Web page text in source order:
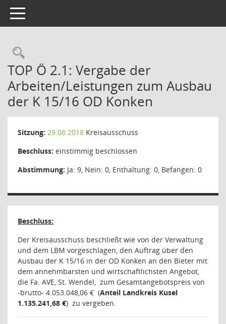
Toggle navigation
Rechercheauswahl
TOP Ö 2.1: Vergabe der
Arbeiten/Leistungen zum Ausbau
der K 15/16 OD Konken
Sitzung: 29.08.2018 Kreisausschuss
Beschluss: einstimmig beschlossen
Abstimmung: Ja: 9, Nein: 0, Enthaltung: 0, Befangen: 0
Beschluss:
Der Kreisausschuss beschließt wie von der Verwaltung
und dem LBM vorgeschlagen, den Auftrag über den
Ausbau der K 15/16 in der OD Konken an den Bieter mit
dem annehmbarsten und wirtschaftlichsten Angebot,
die Fa. AVE, St. Wendel, zum Gesamtangebotspreis von
-brutto- 4.053.048,06 € (Anteil Landkreis Kusel
1.135.241,68 €) zu vergeben.